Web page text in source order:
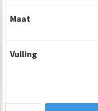
Maat
Vulling